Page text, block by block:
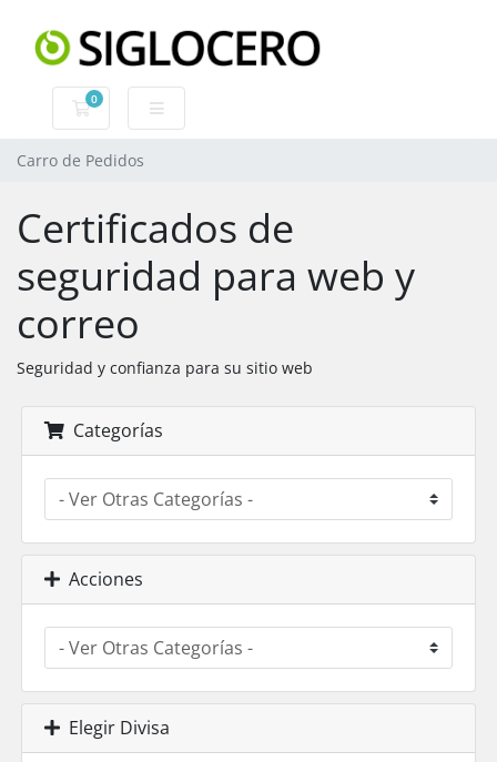
0
Carro de Pedidos
Carro de Pedidos
Certificados de
seguridad para web y
correo
Seguridad y confianza para su sitio web
Categorías
Acciones
Elegir Divisa